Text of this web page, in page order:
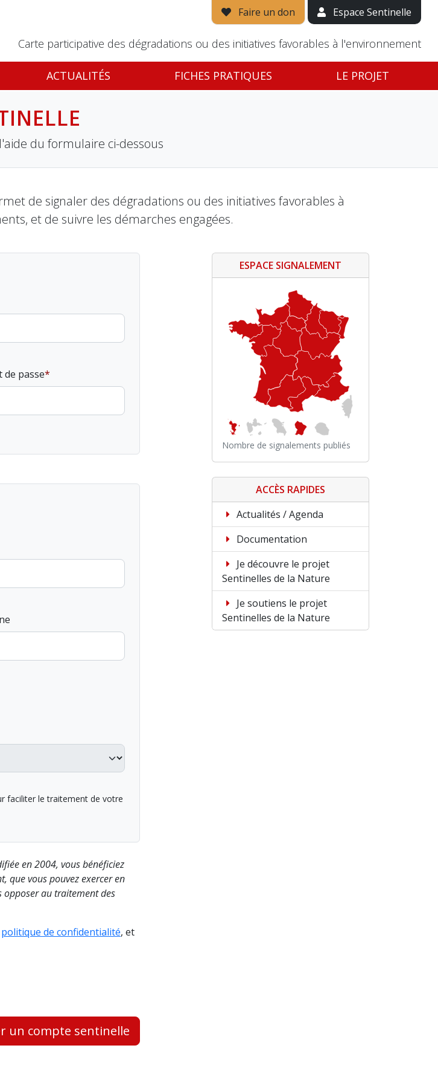
Faire un don Espace Sentinelle
Carte participative des dégradations ou des initiatives favorables à l'environnement
ACTUALITÉS FICHES PRATIQUES LE PROJET
du formulaire ci-dessous
de signaler des dégradations ou des initiatives favorables à
et de suivre les démarches engagées.
de passe
faciliter le traitement de votre
en 2004, vous bénéficiez
que vous pouvez exercer en
opposer au traitement des
politique de confidentialité, et
un compte sentinelle
ESPACE SIGNALEMENT
Nombre de signalements publiés
ACCÈS RAPIDES
Actualités / Agenda
Documentation
Je découvre le projet
Sentinelles de la Nature
Je soutiens le projet
Sentinelles de la Nature